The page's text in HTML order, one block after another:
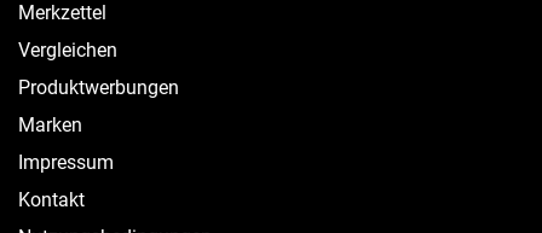
Merkzettel
Vergleichen
Produktwerbungen
Marken
Impressum
Kontakt